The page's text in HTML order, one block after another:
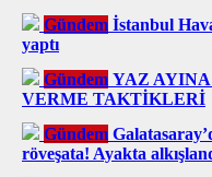
Gündem İstanbul
yaptı
Gündem YAZ
VERME TAKTİKLERİ
Gündem
röveşata! Ayakta